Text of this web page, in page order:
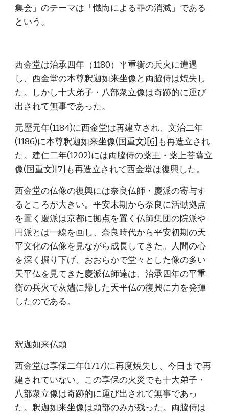
集会」のテーマは「懺悔による罪の消滅」である
という。
西金堂は治承四年（1180）平重衡の兵火に遭遇
し、西金堂の本尊釈迦如来坐像と両脇侍は焼失し
た。しかし十大弟子・八部衆立像は奇跡的に運び
出されて無事であった。
元歴元年(1184)に西金堂は再建立され、文治二年
(1186)に本尊釈迦如来坐像(国重文) [6] も再造立され
た。建仁二年(1202)には両脇侍の薬王・薬上菩薩立
像(国重文) [7] も再造立されて西金堂は復興した。
西金堂の仏像の復興には奈良仏師・慶派の寄与す
るところが大きい。平安末期から奈良に活動拠点
を置く慶派は京都に拠点を置く仏師集団の院派や
円派とは一線を画し、奈良時代から平安初期の天
平文化の仏像を見ながら成長してきた。人間の心
を深く掘り下げ、おおらかで堂々とした像の多い
天平仏を見てきた慶派仏師達は、治承四年の平重
衡の兵火で灰燼に帰した天平仏の復興に力を発揮
したのである。
釈迦如来仏頭
西金堂は享保二年(1717)に再度焼失し、今日まで再
建されていない。この享保の火災でも十大弟子・
八部衆立像は奇跡的に運び出されて無事であっ
た。釈迦如来坐像は頭部のみが残った。両脇侍は